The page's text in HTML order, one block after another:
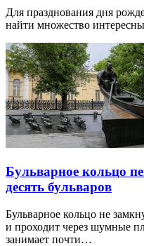
Для празднования дня
найти множество
Бульварное кольцо
десять бульваров
Бульварное кольцо не
и проходит через шумные
занимает почти…